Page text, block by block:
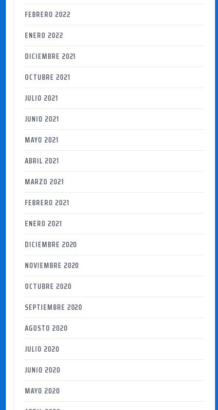
FEBRERO 2022
ENERO 2022
DICIEMBRE 2021
OCTUBRE 2021
JULIO 2021
JUNIO 2021
MAYO 2021
ABRIL 2021
MARZO 2021
FEBRERO 2021
ENERO 2021
DICIEMBRE 2020
NOVIEMBRE 2020
OCTUBRE 2020
SEPTIEMBRE 2020
AGOSTO 2020
JULIO 2020
JUNIO 2020
MAYO 2020